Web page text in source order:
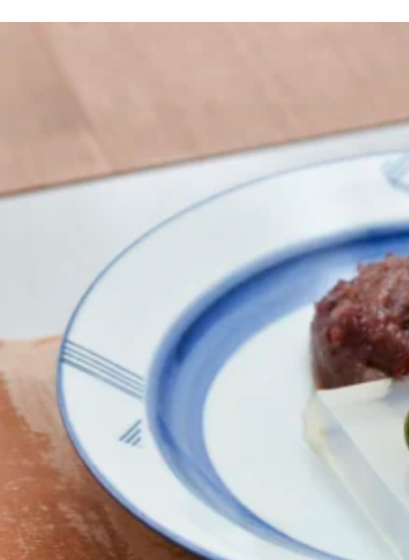
京都の書店
CULTURE
すべて
関西で開催。
おすすめの展覧会
おすすめの映画
誠光社で選びました。
おすすめの本